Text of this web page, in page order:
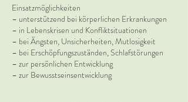
Einsatzmöglichkeiten
– unterstützend bei körperlichen Erkrankungen
– in Lebenskrisen und Konfliktsituationen
– bei Ängsten, Unsicherheiten, Mutlosigkeit
– bei Erschöpfungszuständen, Schlafstörungen
– zur persönlichen Entwicklung
– zur Bewusstseinsentwicklung